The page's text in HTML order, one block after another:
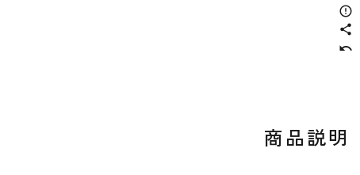
error_outline
share
undo
商品説明